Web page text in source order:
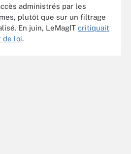
administrés par les
plutôt que sur un filtrage
En juin, LeMagIT critiquait
de loi.